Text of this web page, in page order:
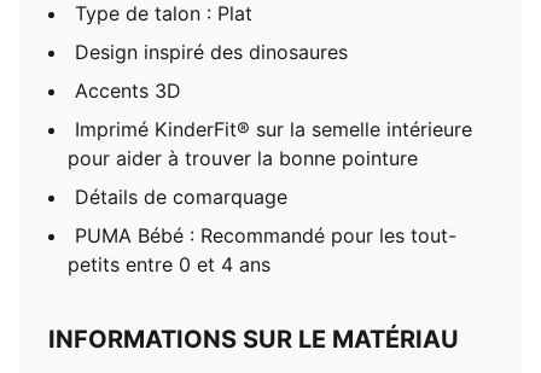
Type de talon : Plat
Design inspiré des dinosaures
Accents 3D
Imprimé KinderFit® sur la semelle intérieure
pour aider à trouver la bonne pointure
Détails de comarquage
PUMA Bébé : Recommandé pour les tout-
petits entre 0 et 4 ans
INFORMATIONS SUR LE MATÉRIAU